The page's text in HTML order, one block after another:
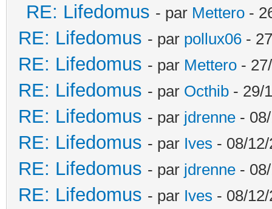
RE: Lifedomus - par Mettero -
RE: Lifedomus - par pollux06 -
RE: Lifedomus - par Mettero -
RE: Lifedomus - par Octhib - 29/
RE: Lifedomus - par jdrenne -
RE: Lifedomus - par Ives - 08/
RE: Lifedomus - par jdrenne -
RE: Lifedomus - par Ives - 08/